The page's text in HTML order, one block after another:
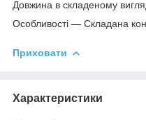
Довжина в складеному
Особливості — Складана
Приховати
Характеристики